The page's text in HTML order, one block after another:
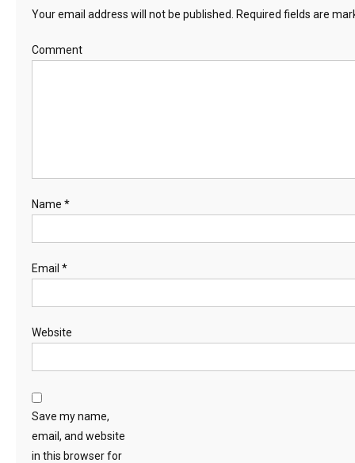
Your email address will not be published. Required fields are
Comment
Name *
Email *
Website
Save my name,
email, and website
in this browser for